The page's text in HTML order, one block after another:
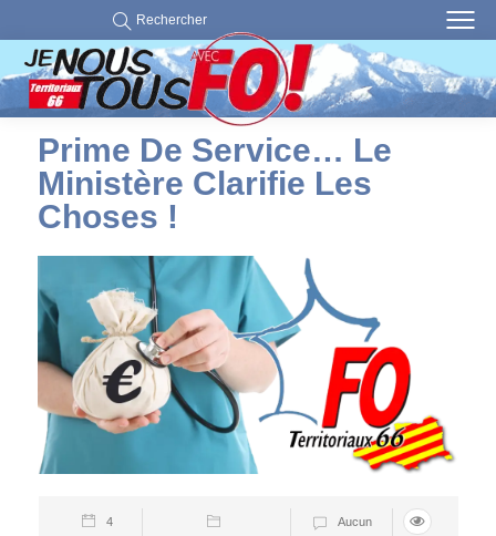
Rechercher
Prime De Service… Le
Ministère Clarifie Les
Choses !
4
Aucun